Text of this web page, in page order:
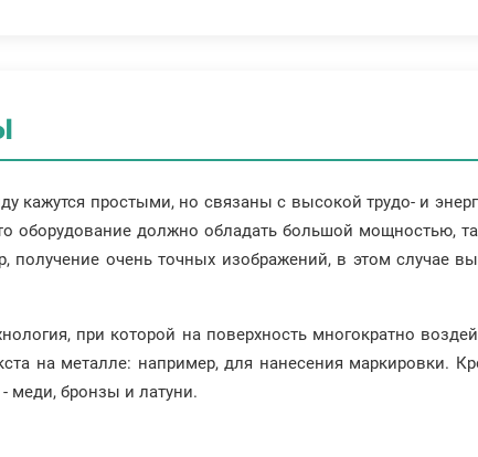
кажутся простыми, но связаны с высокой трудо- и
должно обладать большой мощностью,
получение очень точных изображений, в этом случае
при которой на поверхность многократно
на металле: например, для нанесения маркировки.
меди, бронзы и латуни.